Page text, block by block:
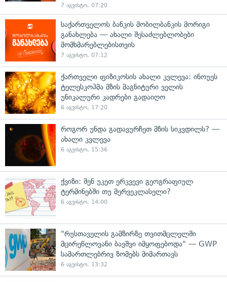
7 აგვისტო, 07:20
საქართველოს ბანკის მობილბანკის მორიგი
განახლება — ახალი შესაძლებლობები
მომხმარებლებისთვის
7 აგვისტო, 07:12
ქართველი ფიზიკოსის ახალი კვლევა: ინოუეს
ტელესკოპმა მზის მაგნიტური ველის
უნიკალური კადრები გადაიღო
6 აგვისტო, 17:20
როგორ უნდა გადავურჩეთ მზის სიკვდილს? —
ახალი კვლევა
6 აგვისტო, 15:36
ქვიზი: შენ უკეთ ერკვევი გეოგრაფიულ
ტერმინებში თუ მერვეკლასელი?
6 აგვისტო, 14:00
"რუსთაველის გამზირზე თვითმცლელში
მცირეწლოვანი ბავშვი იმყოფებოდა" — GWP
სამართლებრივ ზომებს მიმართავს
6 აგვისტო, 13:32